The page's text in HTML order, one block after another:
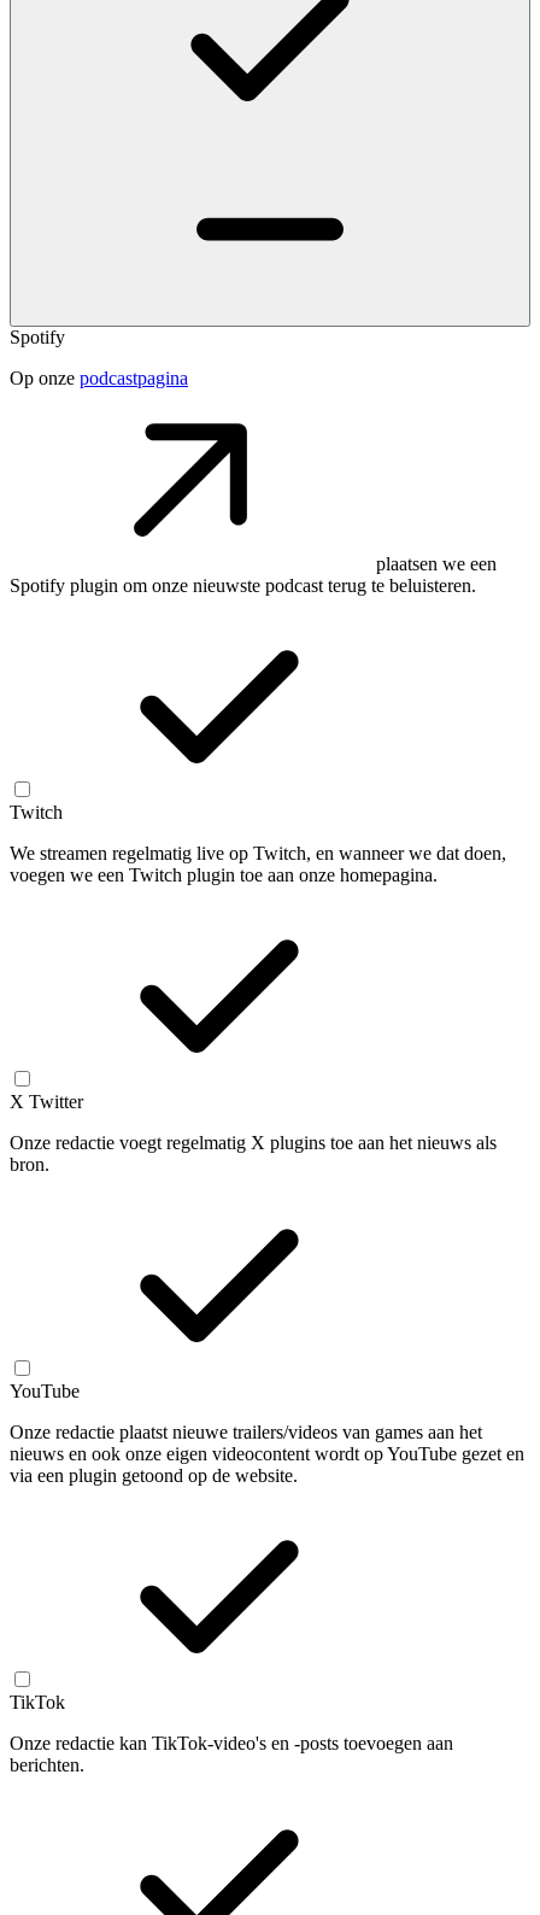
Spotify
Op onze podcastpagina
plaatsen we een
Spotify plugin om onze nieuwste podcast terug te beluisteren.
Twitch
We streamen regelmatig live op Twitch, en wanneer we dat doen,
voegen we een Twitch plugin toe aan onze homepagina.
X Twitter
Onze redactie voegt regelmatig X plugins toe aan het nieuws als
bron.
YouTube
Onze redactie plaatst nieuwe trailers/videos van games aan het
nieuws en ook onze eigen videocontent wordt op YouTube gezet en
via een plugin getoond op de website.
TikTok
Onze redactie kan TikTok-video's en -posts toevoegen aan
berichten.